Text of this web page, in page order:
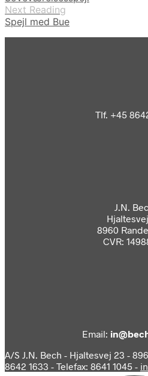
Next Reading
Spejl med Bue
Tlf. +45
J.N.
8960
CVR:
Email:
A/S J.N. Bech - Hjaltesvej 23 -
8642 1633 - Telefax: 8641 1045 -